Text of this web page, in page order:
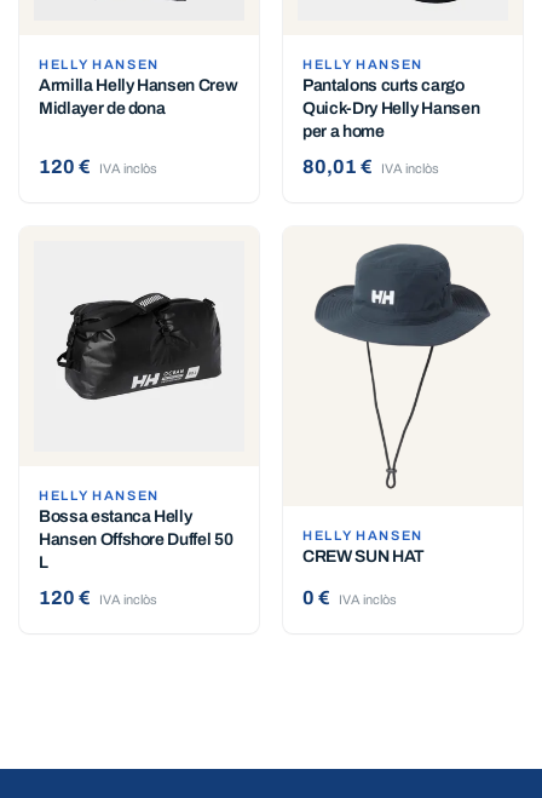
HELLY HANSEN
Armilla Helly Hansen Crew
Midlayer de dona
120 € IVA inclòs
HELLY HANSEN
Pantalons curts cargo
Quick-Dry Helly Hansen
per a home
80,01 € IVA inclòs
HELLY HANSEN
Bossa estanca Helly
Hansen Offshore Duffel 50
L
120 € IVA inclòs
HELLY HANSEN
CREW SUN HAT
0 € IVA inclòs